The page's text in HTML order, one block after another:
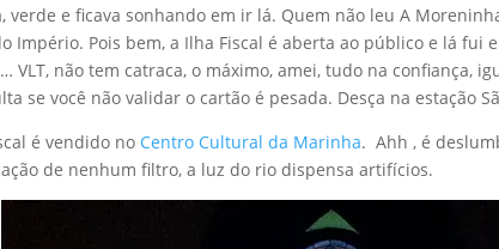
verde e ficava sonhando em ir lá. Quem não leu A
Império. Pois bem, a Ilha Fiscal é aberta ao público e lá fui
VLT, não tem catraca, o máximo, amei, tudo na confiança,
se você não validar o cartão é pesada. Desça na estação
é vendido no Centro Cultural da Marinha. Ahh , é
de nenhum filtro, a luz do rio dispensa artifícios.